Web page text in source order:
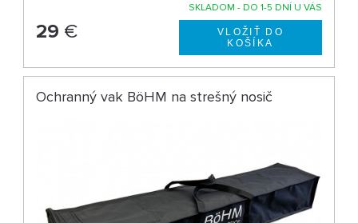
SKLADOM - DO 1-5 DNÍ U VÁS
29 €
Ochranný vak BöHM na strešný nosič